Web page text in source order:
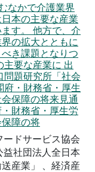
なかで介護業界
本の主要な産業
す。 他方で、介
の拡大とともに
き課題となりつ
要な産業に 出
問題研究所「社会
府・財務省・厚生
保障の将来見通
財務省・厚生労
障の将
ドサービス協会
益社団法人全日本
産業」 、経済産